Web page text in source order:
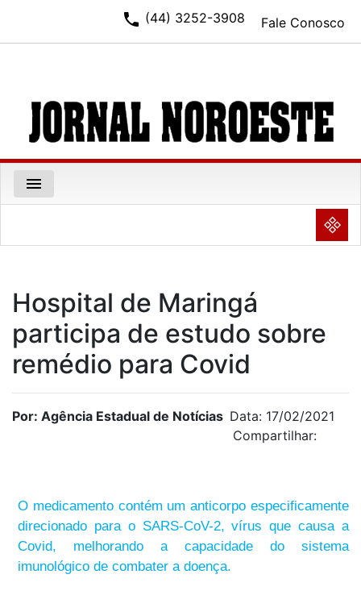
Fale Conosco
phone (44) 3252-3908
menu
NULL
Hospital de Maringá
participa de estudo sobre
remédio para Covid
Por: Agência Estadual de Notícias Data: 17/02/2021
Compartilhar:
O medicamento contém um anticorpo especificamente
direcionado para o SARS-CoV-2, vírus que causa a
Covid, melhorando a capacidade do sistema
imunológico de combater a doença.